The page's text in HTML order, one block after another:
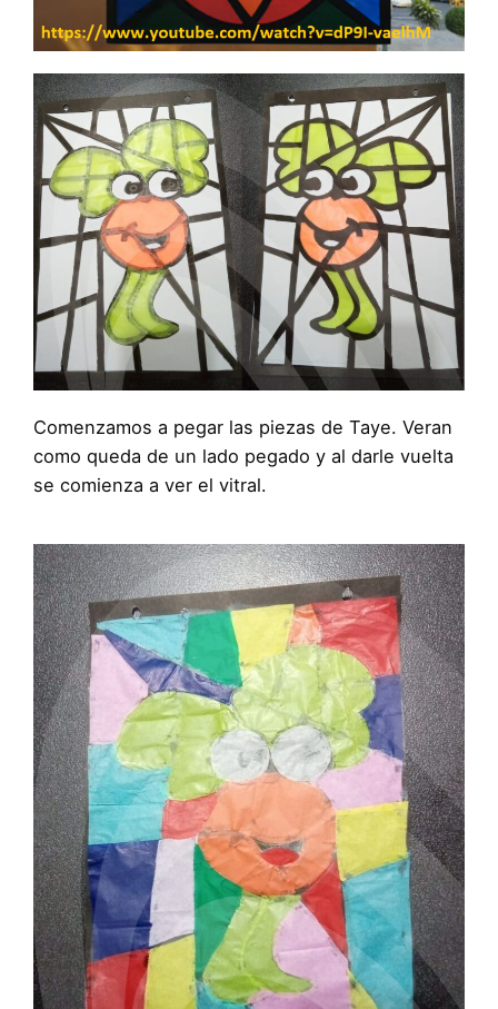
Comenzamos a pegar las piezas de Taye. Veran
como queda de un lado pegado y al darle vuelta
se comienza a ver el vitral.